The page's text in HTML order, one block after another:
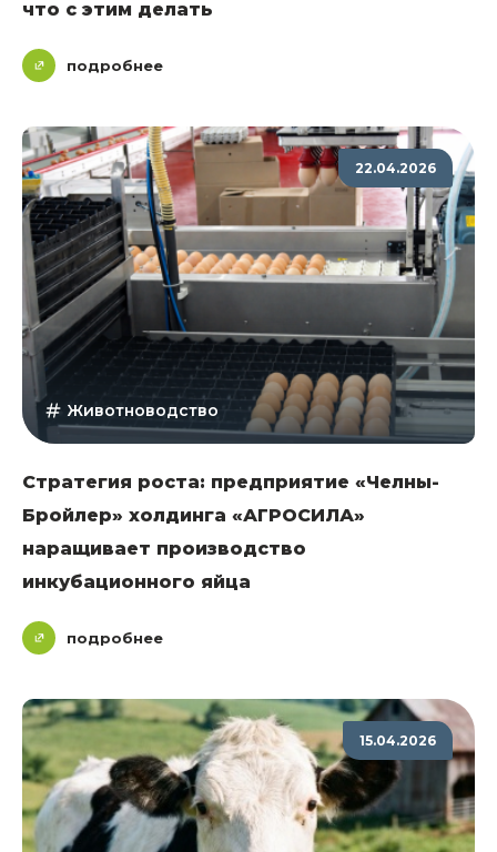
что с этим делать
подробнее
22.04.2026
Животноводство
Стратегия роста: предприятие «Челны-
Бройлер» холдинга «АГРОСИЛА»
наращивает производство
инкубационного яйца
подробнее
15.04.2026